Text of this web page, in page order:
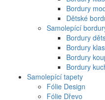
Bordury
Dětské
Samolepící
Bordury
Bordury
Bordury
Bordury
Samolepící tapety
Fólie Design
Fólie Dřevo